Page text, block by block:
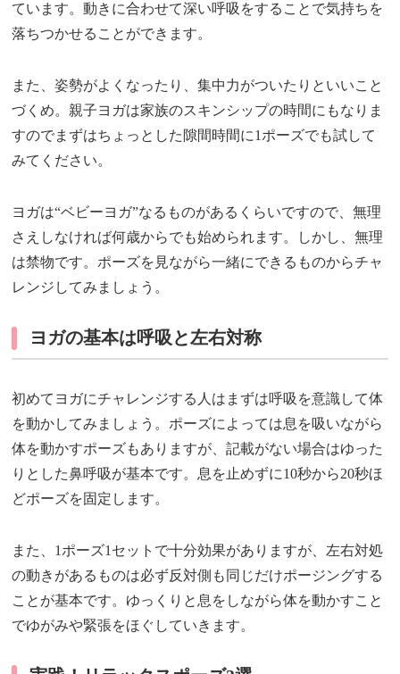
ています。動きに合わせて深い呼吸をすることで気持ちを
落ちつかせることができます。
また、姿勢がよくなったり、集中力がついたりといいこと
づくめ。親子ヨガは家族のスキンシップの時間にもなりま
すのでまずはちょっとした隙間時間に1ポーズでも試して
みてください。
ヨガは“ベビーヨガ”なるものがあるくらいですので、無理
さえしなければ何歳からでも始められます。しかし、無理
は禁物です。ポーズを見ながら一緒にできるものからチャ
レンジしてみましょう。
ヨガの基本は呼吸と左右対称
初めてヨガにチャレンジする人はまずは呼吸を意識して体
を動かしてみましょう。ポーズによっては息を吸いながら
体を動かすポーズもありますが、記載がない場合はゆった
りとした鼻呼吸が基本です。息を止めずに10秒から20秒ほ
どポーズを固定します。
また、1ポーズ1セットで十分効果がありますが、左右対処
の動きがあるものは必ず反対側も同じだけポージングする
ことが基本です。ゆっくりと息をしながら体を動かすこと
でゆがみや緊張をほぐしていきます。